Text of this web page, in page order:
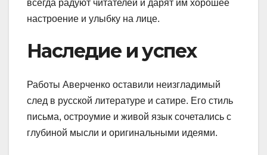
всегда радуют читателей и дарят им хорошее
настроение и улыбку на лице.
Наследие и успех
Работы Аверченко оставили неизгладимый
след в русской литературе и сатире. Его стиль
письма, остроумие и живой язык сочетались с
глубиной мысли и оригинальными идеями.